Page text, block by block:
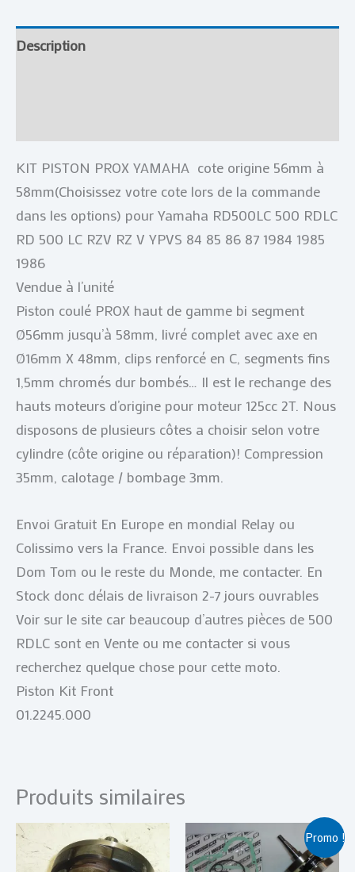
Description
KIT PISTON PROX YAMAHA cote origine 56mm à
58mm(Choisissez votre cote lors de la commande
dans les options) pour Yamaha RD500LC 500 RDLC
RD 500 LC RZV RZ V YPVS 84 85 86 87 1984 1985
1986
Vendue à l’unité
Piston coulé PROX haut de gamme bi segment
Ø56mm jusqu’à 58mm, livré complet avec axe en
Ø16mm X 48mm, clips renforcé en C, segments fins
1,5mm chromés dur bombés… Il est le rechange des
hauts moteurs d’origine pour moteur 125cc 2T. Nous
disposons de plusieurs côtes a choisir selon votre
cylindre (côte origine ou réparation)! Compression
35mm, calotage / bombage 3mm.
Envoi Gratuit En Europe en mondial Relay ou
Colissimo vers la France. Envoi possible dans les
Dom Tom ou le reste du Monde, me contacter. En
Stock donc délais de livraison 2-7 jours ouvrables
Voir sur le site car beaucoup d’autres pièces de 500
RDLC sont en Vente ou me contacter si vous
recherchez quelque chose pour cette moto.
Piston Kit Front
01.2245.000
Produits similaires
Promo !
Le
prix
initial
prix
actuel